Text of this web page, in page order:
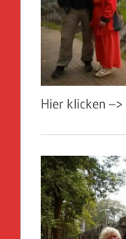
Hier klicken –>